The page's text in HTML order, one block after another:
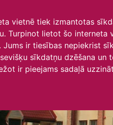
vietnē tiek izmantotas
Turpinot lietot šo
Jums ir tiesības nepiekrist
sīkdatņu dzēšana
ir pieejams sadaļā
skola